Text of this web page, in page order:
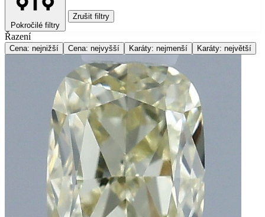
Pokročilé filtry
Zrušit filtry
Řazení
Cena: nejnižší Cena: nejvyšší Karáty: nejmenší Karáty: největší